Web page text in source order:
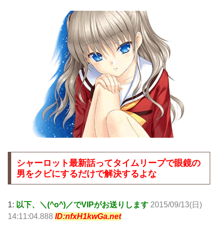
シャーロット最新話ってタイムリープで眼鏡の
男をクビにするだけで解決するよな
1: 以下、＼(^o^)／でVIPがお送りします 2015/09/13(日)
14:11:04.888 ID:nfxH1kwGa.net